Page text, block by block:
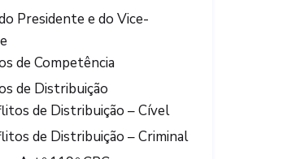
Presidente e do Vice-
de Competência
de Distribuição
de Distribuição – Cível
de Distribuição – Criminal